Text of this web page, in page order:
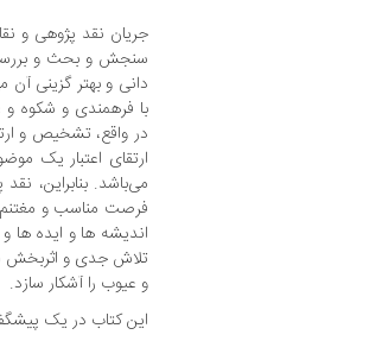
جریان نقد پژوهی و
سنجش و بحث و
دانی و بهتر گزینی
با فرهمندی و شکوه
در واقع، تشخیص و
ارتقای اعتبار یک
می‌باشد. بنابراین،
فرصت مناسب و
اندیشه ها و ایده ها
تلاش جدی و اثربخش
و عیوب را آشکار سازد.
این کتاب در یک